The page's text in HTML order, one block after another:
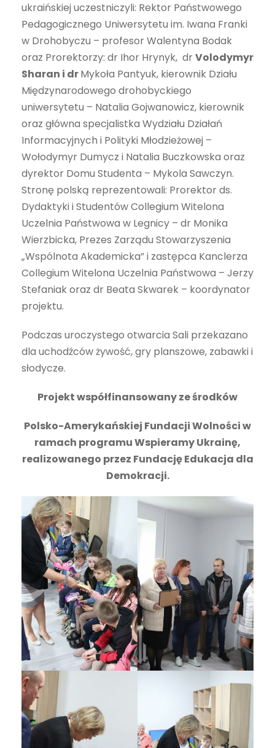
ukraińskiej uczestniczyli: Rektor Państwowego
Pedagogicznego Uniwersytetu im. Iwana Franki
w Drohobyczu – profesor Walentyna Bodak
oraz Prorektorzy: dr Ihor Hrynyk, drVolodymyr
Sharan i drMykoła Pantyuk, kierownik Działu
Międzynarodowego drohobyckiego
uniwersytetu – Natalia Gojwanowicz, kierownik
oraz główna specjalistka Wydziału Działań
Informacyjnych i Polityki Młodzieżowej –
Wołodymyr Dumycz i Natalia Buczkowska oraz
dyrektor Domu Studenta – Mykola Sawczyn.
Stronę polską reprezentowali: Prorektor ds.
Dydaktyki i Studentów Collegium Witelona
Uczelnia Państwowa w Legnicy – dr Monika
Wierzbicka, Prezes Zarządu Stowarzyszenia
„Wspólnota Akademicka” i zastępca Kanclerza
Collegium Witelona Uczelnia Państwowa – Jerzy
Stefaniak oraz dr Beata Skwarek – koordynator
projektu.
Podczas uroczystego otwarcia Sali przekazano
dla uchodźców żywość, gry planszowe, zabawki i
słodycze.
Projekt współfinansowany ze środków
Polsko-Amerykańskiej Fundacji Wolnościw
ramach programuWspieramy Ukrainę,
realizowanego przez Fundację Edukacja dla
Demokracji.